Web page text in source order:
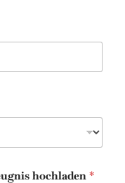
hochladen*